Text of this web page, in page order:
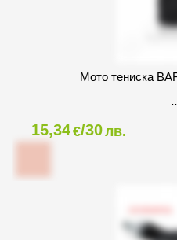
Мото тениска
15,34€/30лв.